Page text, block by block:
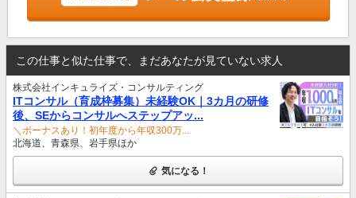
この仕事と似た仕事で、まだあなたが見ていない求人
株式会社インキュライズ・コンサルティング
ITコンサル（育成枠募集）未経験OK｜3カ月の研修
後、SEからコンサルへステップアッ...
＼ボーナスあり！初年度から年収300万...
北海道、青森県、岩手県ほか
気になる！